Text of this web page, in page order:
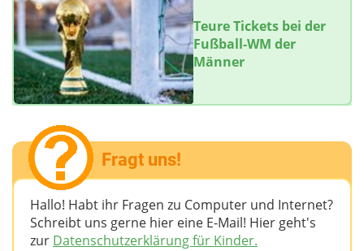
Teure Tickets bei der
Fußball-WM der
Männer
Fragt uns!
Hallo! Habt ihr Fragen zu Computer und Internet?
Schreibt uns gerne hier eine E-Mail! Hier geht's
zur Datenschutzerklärung für Kinder.